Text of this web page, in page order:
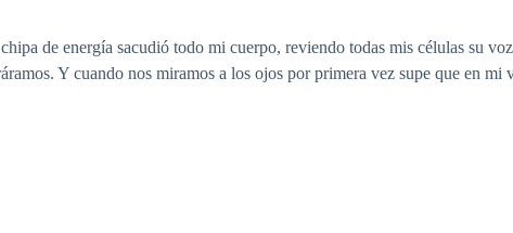
de energía sacudió todo mi cuerpo, reviendo todas mis células su
Y cuando nos miramos a los ojos por primera vez supe que en